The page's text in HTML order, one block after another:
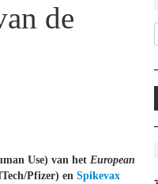
de
Use) van het European
Pfizer) en Spikevax